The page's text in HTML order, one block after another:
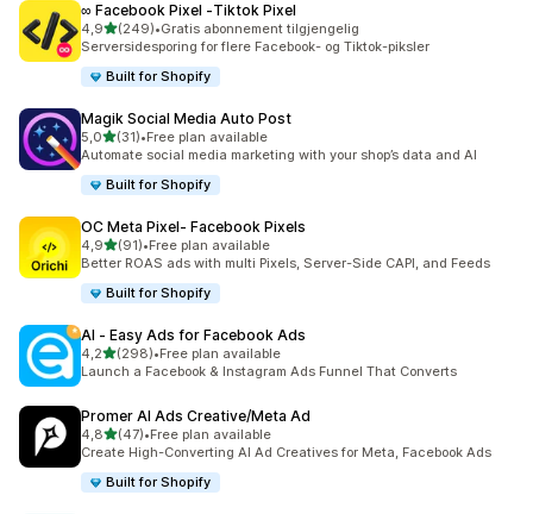
∞ Facebook Pixel ‑Tiktok Pixel
4,9av 5 stjerner
(249)
Totalt 249 omtaler
•Gratis abonnement tilgjengelig
Serversidesporing for flere Facebook- og Tiktok-piksler
Built for Shopify
Magik Social Media Auto Post
5,0av 5 stjerner
(31)
Totalt 31 omtaler
•Free plan available
Automate social media marketing with your shop’s data and AI
Built for Shopify
OC Meta Pixel‑ Facebook Pixels
4,9av 5 stjerner
(91)
Totalt 91 omtaler
•Free plan available
Better ROAS ads with multi Pixels, Server-Side CAPI, and Feeds
Built for Shopify
AI ‑ Easy Ads for Facebook Ads
4,2av 5 stjerner
(298)
Totalt 298 omtaler
•Free plan available
Launch a Facebook & Instagram Ads Funnel That Converts
Promer AI Ads Creative/Meta Ad
4,8av 5 stjerner
(47)
Totalt 47 omtaler
•Free plan available
Create High-Converting AI Ad Creatives for Meta, Facebook Ads
Built for Shopify